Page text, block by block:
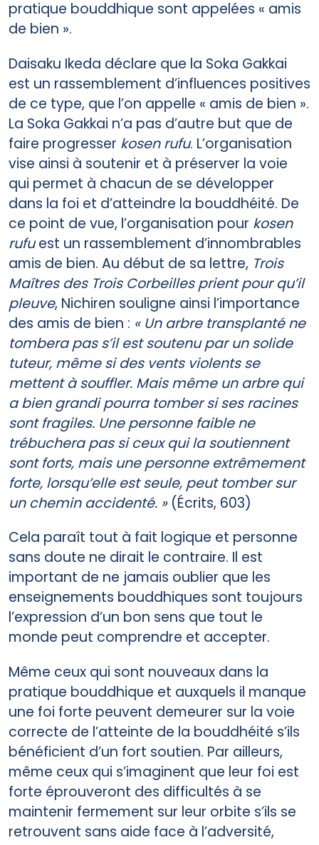
pratique bouddhique sont appelées « amis
de bien ».
Daisaku Ikeda déclare que la Soka Gakkai
est un rassemblement d’influences positives
de ce type, que l’on appelle « amis de bien ».
La Soka Gakkai n’a pas d’autre but que de
faire progresser kosen rufu. L’organisation
vise ainsi à soutenir et à préserver la voie
qui permet à chacun de se développer
dans la foi et d’atteindre la bouddhéité. De
ce point de vue, l’organisation pour kosen
rufuest un rassemblement d’innombrables
amis de bien. Au début de sa lettre, Trois
Maîtres des Trois Corbeilles prient pour qu’il
pleuve, Nichiren souligne ainsi l’importance
des amis de bien : « Un arbre transplanté ne
tombera pas s’il est soutenu par un solide
tuteur, même si des vents violents se
mettent à souffler. Mais même un arbre qui
a bien grandi pourra tomber si ses racines
sont fragiles. Une personne faible ne
trébuchera pas si ceux qui la soutiennent
sont forts, mais une personne extrêmement
forte, lorsqu’elle est seule, peut tomber sur
un chemin accidenté. »(Écrits, 603)
Cela paraît tout à fait logique et personne
sans doute ne dirait le contraire. Il est
important de ne jamais oublier que les
enseignements bouddhiques sont toujours
l’expression d’un bon sens que tout le
monde peut comprendre et accepter.
Même ceux qui sont nouveaux dans la
pratique bouddhique et auxquels il manque
une foi forte peuvent demeurer sur la voie
correcte de l’atteinte de la bouddhéité s’ils
bénéficient d’un fort soutien. Par ailleurs,
même ceux qui s’imaginent que leur foi est
forte éprouveront des difficultés à se
maintenir fermement sur leur orbite s’ils se
retrouvent sans aide face à l’adversité,